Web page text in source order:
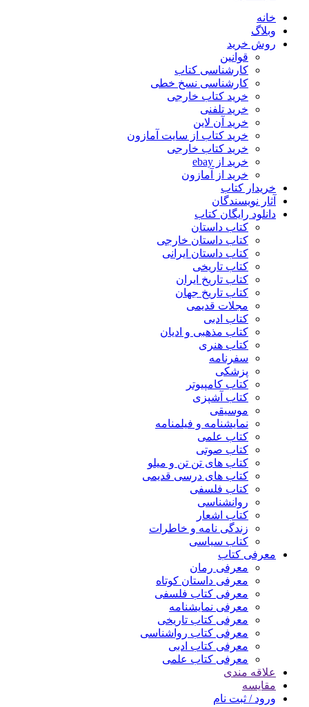
خانه
وبلاگ
روش خرید
قوانین
کارشناسی کتاب
کارشناسی نسخ خطی
خرید کتاب خارجی
خرید تلفنی
خرید آن لاین
خرید کتاب از سایت آمازون
خرید کتاب خارجی
خرید از ebay
خرید از آمازون
خریدار کتاب
آثار نویسندگان
دانلود رایگان کتاب
کتاب داستان
کتاب داستان خارجی
کتاب داستان ایرانی
کتاب تاریخی
کتاب تاریخ ایران
کتاب تاریخ جهان
مجلات قدیمی
کتاب ادبی
کتاب مذهبی و ادیان
کتاب هنری
سفرنامه
پزشکی
کتاب کامپیوتر
کتاب آشپزی
موسیقی
نمایشنامه و فیلمنامه
کتاب علمی
کتاب صوتی
کتاب های تن تن و میلو
کتاب های درسی قدیمی
کتاب فلسفی
روانشناسی
کتاب اشعار
زندگی نامه و خاطرات
کتاب سیاسی
معرفی کتاب
معرفی رمان
معرفی داستان کوتاه
معرفی کتاب فلسفی
معرفی نمایشنامه
معرفی کتاب تاریخی
معرفی کتاب رواشناسی
معرفی کتاب ادبی
معرفی کتاب علمی
علاقه مندی
مقایسه
ورود / ثبت نام